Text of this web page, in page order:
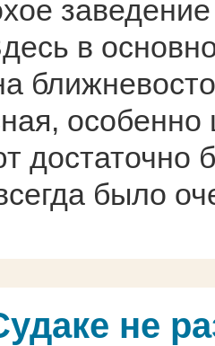
в
достаточно
было
не